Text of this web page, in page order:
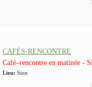
CAFÉS-RENCONTRE
Café–rencontre en matinée -
Lieu: Sion